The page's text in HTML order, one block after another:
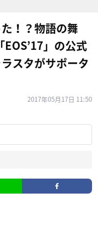
！？物語の舞
」の公式
スタがサポータ
2017年05月17日 11:50